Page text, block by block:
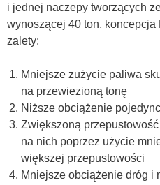
i jednej naczepy tworzących
wynoszącej 40 ton,
zalety:
Mniejsze zużycie paliwa
na przewiezioną tonę
Niższe obciążenie
Zwiększoną
na nich poprzez użycie
większej przepustowości
Mniejsze obciążenie dróg i